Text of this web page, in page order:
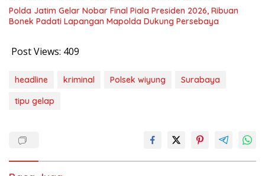
Polda Jatim Gelar Nobar Final Piala Presiden 2026, Ribuan
Bonek Padati Lapangan Mapolda Dukung Persebaya
Post Views: 409
headline kriminal Polsek wiyung
Surabaya
tipu gelap